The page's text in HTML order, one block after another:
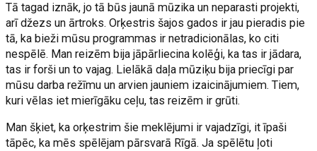
Tā tagad iznāk, jo tā būs jaunā mūzika un neparasti projekti,
arī džezs un ārtroks. Orķestris šajos gados ir jau pieradis pie
tā, ka bieži mūsu programmas ir netradicionālas, ko citi
nespēlē. Man reizēm bija jāpārliecina kolēģi, ka tas ir jādara,
tas ir forši un to vajag. Lielākā daļa mūziķu bija priecīgi par
mūsu darba režīmu un arvien jauniem izaicinājumiem. Tiem,
kuri vēlas iet mierīgāku ceļu, tas reizēm ir grūti.
Man šķiet, ka orķestrim šie meklējumi ir vajadzīgi, it īpaši
tāpēc, ka mēs spēlējam pārsvarā Rīgā. Ja spēlētu ļoti